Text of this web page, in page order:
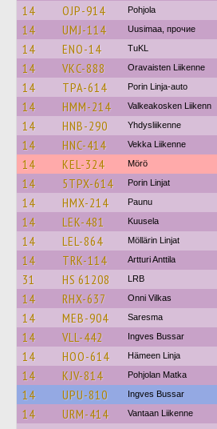
14 OJP-914 Pohjola
14 UMJ-114 Uusimaa, прочие
14 ENO-14 TuKL
14 VKC-888 Oravaisten Liikenne
14 TPA-614 Porin Linja-auto
14 HMM-214 Valkeakosken Liikenn
14 HNB-290 Yhdysliikenne
14 HNC-414 Vekka Liikenne
14 KEL-324 Mörö
14 5TPX-614 Porin Linjat
14 HMX-214 Paunu
14 LEK-481 Kuusela
14 LEL-864 Möllärin Linjat
14 TRK-114 Artturi Anttila
31 HS 61208 LRB
14 RHX-637 Onni Vilkas
14 MEB-904 Saresma
14 VLL-442 Ingves Bussar
14 HOO-614 Hämeen Linja
14 KJV-814 Pohjolan Matka
14 UPU-810 Ingves Bussar
14 URM-414 Vantaan Liikenne